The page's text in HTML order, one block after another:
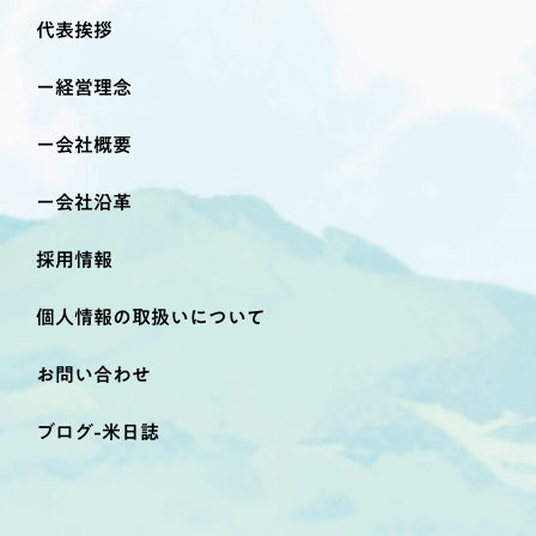
代表挨拶
経営理念
会社概要
会社沿革
採用情報
個人情報の取扱いについて
お問い合わせ
ブログ-米日誌